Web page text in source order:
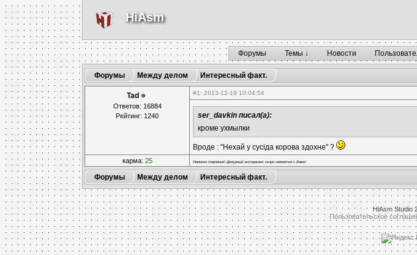
HiAsm
Форумы Темы ↓ Новости
Форумы Между делом Интересный факт.
Tad
Ответов: 16884
Рейтинг: 1240
#1 : 2013-12-19 10:04:54
ser_davkin писал(а):
кроме ухмылки
Вроде : "Нехай у сусіда корова здохне" ?
карма: 25 Немного терпения! Дежурный экстрасенс скоро свяжется с Вами!
Форумы
Между делом Интересный факт.
HiAsm Studio
Пользовательское